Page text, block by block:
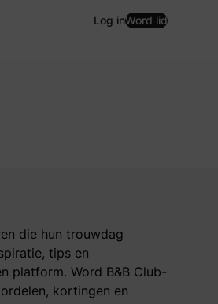
Log inWord lid
die hun trouwdag
tips en
platform. Word B&B Club-
kortingen en